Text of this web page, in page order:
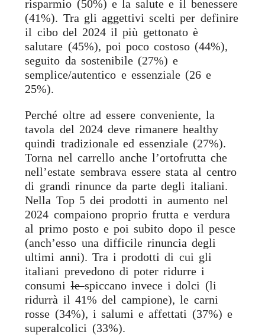
risparmio (50%) e la salute e il benessere
(41%). Tra gli aggettivi scelti per definire
il cibo del 2024 il più gettonato è
salutare (45%), poi poco costoso (44%),
seguito da sostenibile (27%) e
semplice/autentico e essenziale (26 e
25%).
Perché oltre ad essere conveniente, la
tavola del 2024 deve rimanere healthy
quindi tradizionale ed essenziale (27%).
Torna nel carrello anche l’ortofrutta che
nell’estate sembrava essere stata al centro
di grandi rinunce da parte degli italiani.
Nella Top 5 dei prodotti in aumento nel
2024 compaiono proprio frutta e verdura
al primo posto e poi subito dopo il pesce
(anch’esso una difficile rinuncia degli
ultimi anni). Tra i prodotti di cui gli
italiani prevedono di poter ridurre i
consumilespiccano invece i dolci (li
ridurrà il 41% del campione), le carni
rosse (34%), i salumi e affettati (37%) e
superalcolici (33%).